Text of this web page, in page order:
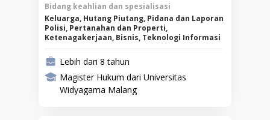
Bidang keahlian dan spesialisasi
Keluarga, Hutang Piutang, Pidana dan Laporan
Polisi, Pertanahan dan Properti,
Ketenagakerjaan, Bisnis, Teknologi Informasi
Lebih dari 8 tahun
Magister Hukum dari Universitas
Widyagama Malang